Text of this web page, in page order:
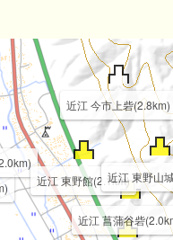
近江 菖蒲谷砦
近江 東野館(2.1km)近江 東野山
近江 今市上砦(2.8km)